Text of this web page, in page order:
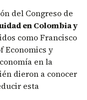
del Congreso de
en Colombia y
como Francisco
Economics y
en la
dieron a conocer
esta